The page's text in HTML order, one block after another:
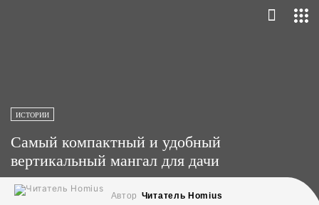
ИСТОРИИ
Самый компактный и удобный
вертикальный мангал для дачи
Автор Читатель Homius